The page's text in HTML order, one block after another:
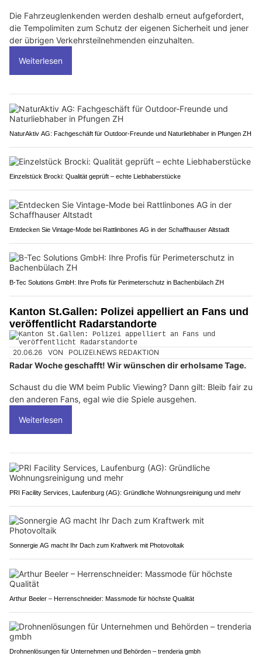
Die Fahrzeuglenkenden werden deshalb erneut aufgefordert,
die Tempolimiten zum Schutz der eigenen Sicherheit und jener
der übrigen Verkehrsteilnehmenden einzuhalten.
Weiterlesen
NaturAktiv AG: Fachgeschäft für Outdoor-Freunde und Naturliebhaber in Pfungen ZH
Einzelstück Brocki: Qualität geprüft – echte Liebhaberstücke
Entdecken Sie Vintage-Mode bei Rattlinbones AG in der Schaffhauser Altstadt
B-Tec Solutions GmbH: Ihre Profis für Perimeterschutz in Bachenbülach ZH
Kanton St.Gallen: Polizei appelliert an Fans und
veröffentlicht Radarstandorte
20.06.26 VON POLIZEI.NEWS REDAKTION
Radar Woche geschafft! Wir wünschen dir erholsame Tage.
Schaust du die WM beim Public Viewing? Dann gilt: Bleib fair zu
den anderen Fans, egal wie die Spiele ausgehen.
Weiterlesen
PRI Facility Services, Laufenburg (AG): Gründliche Wohnungsreinigung und mehr
Sonnergie AG macht Ihr Dach zum Kraftwerk mit Photovoltaik
Arthur Beeler – Herrenschneider: Massmode für höchste Qualität
Drohnenlösungen für Unternehmen und Behörden – trenderia gmbh